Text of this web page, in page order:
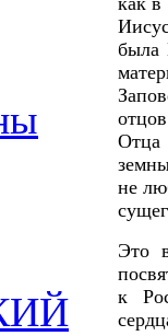
была
не
Это
к